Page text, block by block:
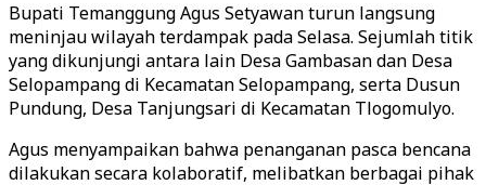
Bupati Temanggung Agus Setyawan turun langsung
meninjau wilayah terdampak pada Selasa. Sejumlah titik
yang dikunjungi antara lain Desa Gambasan dan Desa
Selopampang di Kecamatan Selopampang, serta Dusun
Pundung, Desa Tanjungsari di Kecamatan Tlogomulyo.
Agus menyampaikan bahwa penanganan pasca bencana
dilakukan secara kolaboratif, melibatkan berbagai pihak